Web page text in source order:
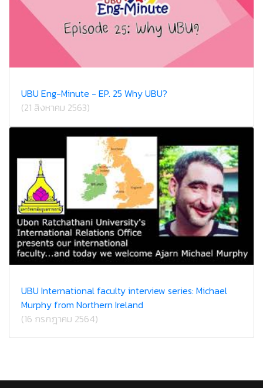
UBU Eng-Minute - EP. 25 Why UBU?
(21 สิงหาคม 2563)
UBU International faculty interview series: Michael
Murphy from Northern Ireland
(16 กรกฎาคม 2564)